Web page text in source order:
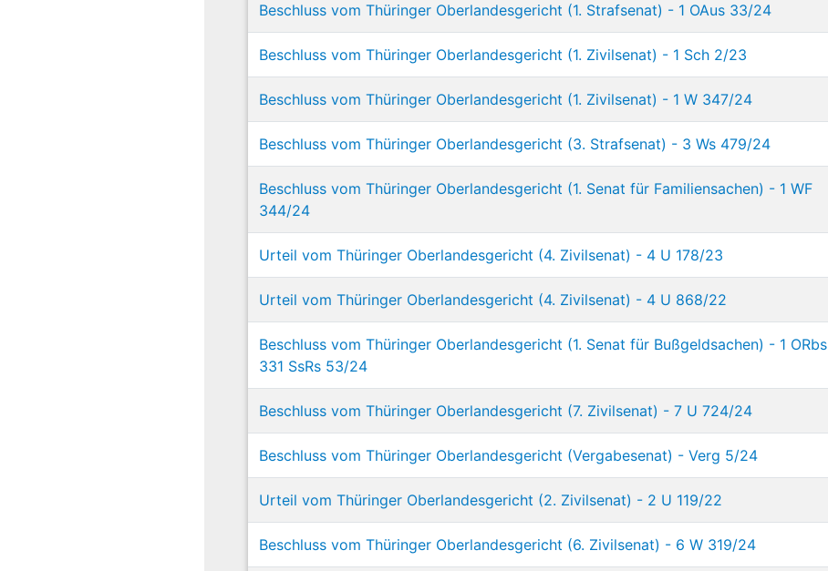
Beschluss vom Thüringer Oberlandesgericht (1. Strafsenat) - 1 OAus 33/24
Beschluss vom Thüringer Oberlandesgericht (1. Zivilsenat) - 1 Sch 2/23
Beschluss vom Thüringer Oberlandesgericht (1. Zivilsenat) - 1 W 347/24
Beschluss vom Thüringer Oberlandesgericht (3. Strafsenat) - 3 Ws 479/24
Beschluss vom Thüringer Oberlandesgericht (1. Senat für Familiensachen) - 1 WF
344/24
Urteil vom Thüringer Oberlandesgericht (4. Zivilsenat) - 4 U 178/23
Urteil vom Thüringer Oberlandesgericht (4. Zivilsenat) - 4 U 868/22
Beschluss vom Thüringer Oberlandesgericht (1. Senat für Bußgeldsachen) - 1 ORbs
331 SsRs 53/24
Beschluss vom Thüringer Oberlandesgericht (7. Zivilsenat) - 7 U 724/24
Beschluss vom Thüringer Oberlandesgericht (Vergabesenat) - Verg 5/24
Urteil vom Thüringer Oberlandesgericht (2. Zivilsenat) - 2 U 119/22
Beschluss vom Thüringer Oberlandesgericht (6. Zivilsenat) - 6 W 319/24